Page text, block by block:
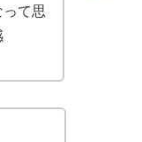
て思